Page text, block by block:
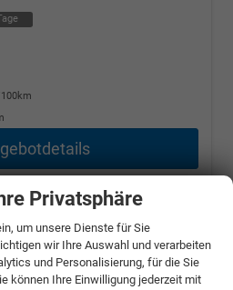
Privatsphäre
um unsere Dienste für Sie
wir Ihre Auswahl und verarbeiten
und Personalisierung, für die Sie
können Ihre Einwilligung jederzeit mit